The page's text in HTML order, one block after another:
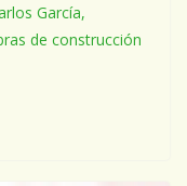
García,
de construcción